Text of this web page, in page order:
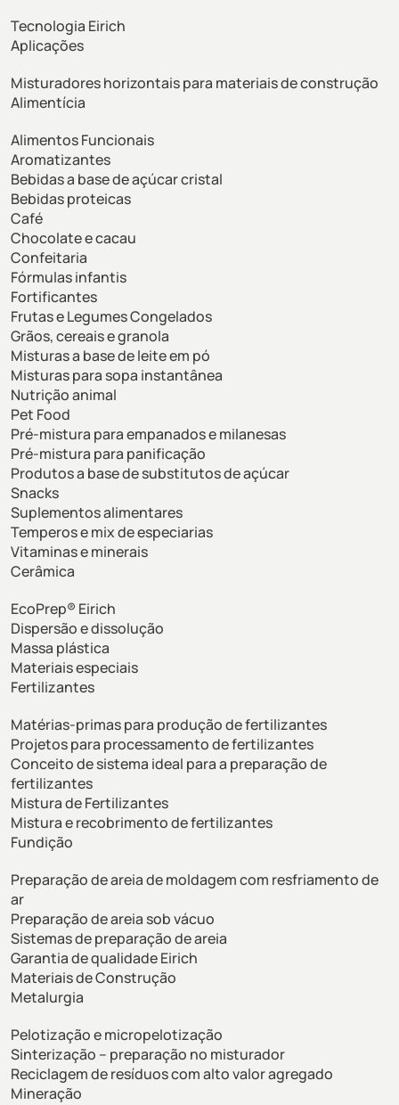
Tecnologia Eirich
Aplicações
Misturadores horizontais para materiais de construção
Alimentícia
Alimentos Funcionais
Aromatizantes
Bebidas a base de açúcar cristal
Bebidas proteicas
Café
Chocolate e cacau
Confeitaria
Fórmulas infantis
Fortificantes
Frutas e Legumes Congelados
Grãos, cereais e granola
Misturas a base de leite em pó
Misturas para sopa instantânea
Nutrição animal
Pet Food
Pré-mistura para empanados e milanesas
Pré-mistura para panificação
Produtos a base de substitutos de açúcar
Snacks
Suplementos alimentares
Temperos e mix de especiarias
Vitaminas e minerais
Cerâmica
EcoPrep® Eirich
Dispersão e dissolução
Massa plástica
Materiais especiais
Fertilizantes
Matérias-primas para produção de fertilizantes
Projetos para processamento de fertilizantes
Conceito de sistema ideal para a preparação de
fertilizantes
Mistura de Fertilizantes
Mistura e recobrimento de fertilizantes
Fundição
Preparação de areia de moldagem com resfriamento de
ar
Preparação de areia sob vácuo
Sistemas de preparação de areia
Garantia de qualidade Eirich
Materiais de Construção
Metalurgia
Pelotização e micropelotização
Sinterização – preparação no misturador
Reciclagem de resíduos com alto valor agregado
Mineração